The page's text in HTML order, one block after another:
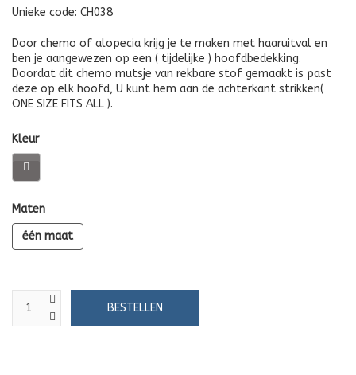
Unieke code: CH038
Door chemo of alopecia krijg je te maken met haaruitval en
ben je aangewezen op een ( tijdelijke ) hoofdbedekking.
Doordat dit chemo mutsje van rekbare stof gemaakt is past
deze op elk hoofd, U kunt hem aan de achterkant strikken(
ONE SIZE FITS ALL ).
Kleur
Maten
één maat